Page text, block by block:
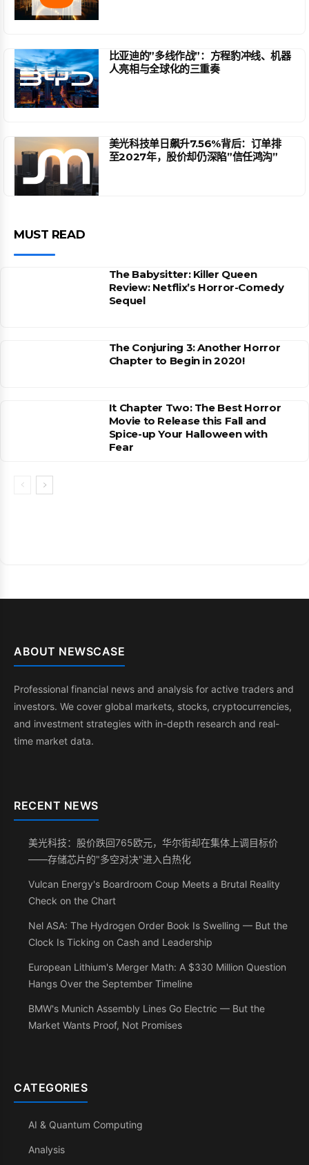
比亚迪的”多线作战”：方程豹冲线、机器
人亮相与全球化的三重奏
美光科技单日飙升7.56%背后：订单排
至2027年，股价却仍深陷”信任鸿沟”
MUST READ
The Babysitter: Killer Queen
Review: Netflix’s Horror-Comedy
Sequel
The Conjuring 3: Another Horror
Chapter to Begin in 2020!
It Chapter Two: The Best Horror
Movie to Release this Fall and
Spice-up Your Halloween with
Fear
ABOUT NEWSCASE
Professional financial news and analysis for active traders and
investors. We cover global markets, stocks, cryptocurrencies,
and investment strategies with in-depth research and real-
time market data.
RECENT NEWS
美光科技：股价跌回765欧元，华尔街却在集体上调目标价
——存储芯片的"多空对决"进入白热化
Vulcan Energy's Boardroom Coup Meets a Brutal Reality
Check on the Chart
Nel ASA: The Hydrogen Order Book Is Swelling — But the
Clock Is Ticking on Cash and Leadership
European Lithium's Merger Math: A $330 Million Question
Hangs Over the September Timeline
BMW's Munich Assembly Lines Go Electric — But the
Market Wants Proof, Not Promises
CATEGORIES
AI & Quantum Computing
Analysis